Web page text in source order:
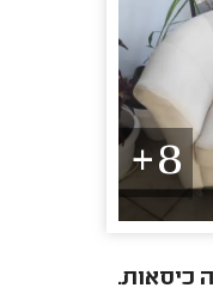
8+
כיסאות.